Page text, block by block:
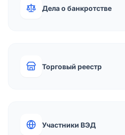
Дела о банкротстве
Торговый реестр
Участники ВЭД